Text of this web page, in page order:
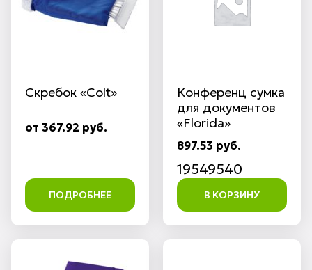
Скребок «Colt»
от 367.92 руб.
ПОДРОБНЕЕ
Конференц сумка
для документов
«Florida»
897.53 руб.
19549540
В КОРЗИНУ